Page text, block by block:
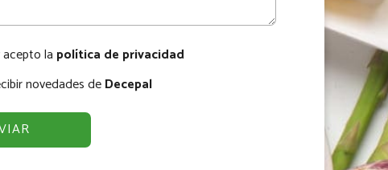
la política de privacidad
novedades deDecepal